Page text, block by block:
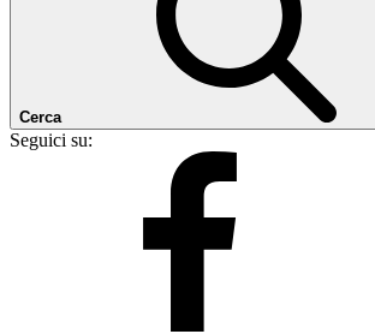
Cerca
Seguici su: